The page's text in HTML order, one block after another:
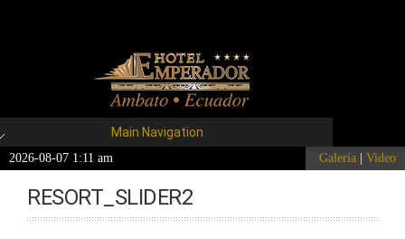
Main Navigation
2026-08-07 1:11 am Galería Video
RESORT_SLIDER2